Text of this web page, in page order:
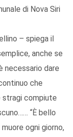
di Nova Siri
– spiega il
anche se
necessario dare
che
stragi compiute
“È bello
ogni giorno,